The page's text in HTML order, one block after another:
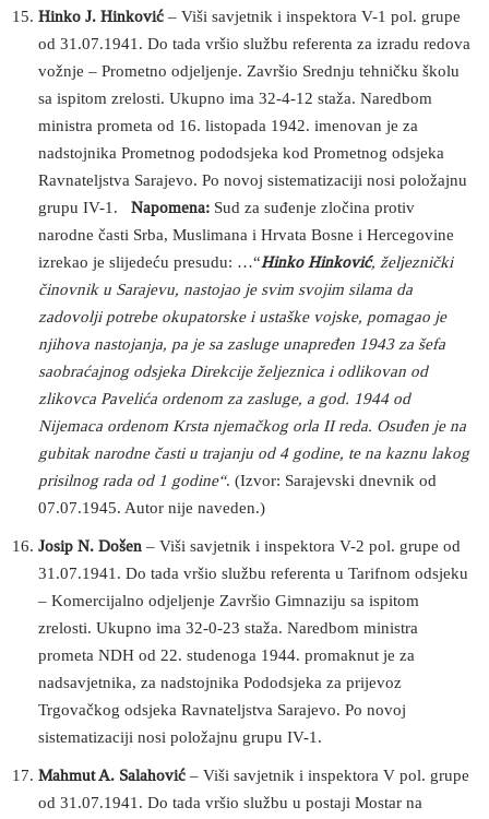
Hinko J. Hinković – Viši savjetnik i inspektora V-1 pol. grupe
od 31.07.1941. Do tada vršio službu referenta za izradu redova
vožnje – Prometno odjeljenje. Završio Srednju tehničku školu
sa ispitom zrelosti. Ukupno ima 32-4-12 staža. Naredbom
ministra prometa od 16. listopada 1942. imenovan je za
nadstojnika Prometnog pododsjeka kod Prometnog odsjeka
Ravnateljstva Sarajevo. Po novoj sistematizaciji nosi položajnu
grupu IV-1. Napomena: Sud za suđenje zločina protiv
narodne časti Srba, Muslimana i Hrvata Bosne i Hercegovine
izrekao je slijedeću presudu: …“Hinko Hinković, željeznički
činovnik u Sarajevu, nastojao je svim svojim silama da
zadovolji potrebe okupatorske i ustaške vojske, pomagao je
njihova nastojanja, pa je sa zasluge unapređen 1943 za šefa
saobraćajnog odsjeka Direkcije željeznica i odlikovan od
zlikovca Pavelića ordenom za zasluge, a god. 1944 od
Nijemaca ordenom Krsta njemačkog orla II reda. Osuđen je na
gubitak narodne časti u trajanju od 4 godine, te na kaznu lakog
prisilnog rada od 1 godine“. (Izvor: Sarajevski dnevnik od
07.07.1945. Autor nije naveden.)
Josip N. Došen – Viši savjetnik i inspektora V-2 pol. grupe od
31.07.1941. Do tada vršio službu referenta u Tarifnom odsjeku
– Komercijalno odjeljenje Završio Gimnaziju sa ispitom
zrelosti. Ukupno ima 32-0-23 staža. Naredbom ministra
prometa NDH od 22. studenoga 1944. promaknut je za
nadsavjetnika, za nadstojnika Pododsjeka za prijevoz
Trgovačkog odsjeka Ravnateljstva Sarajevo. Po novoj
sistematizaciji nosi položajnu grupu IV-1.
Mahmut A. Salahović – Viši savjetnik i inspektora V pol. grupe
od 31.07.1941. Do tada vršio službu u postaji Mostar na